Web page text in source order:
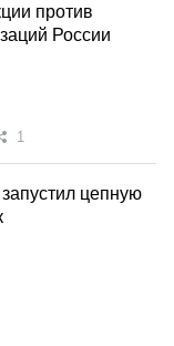
против
России
1
цепную